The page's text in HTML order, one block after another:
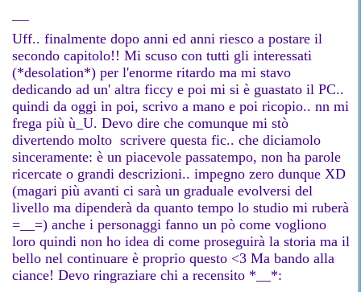
Uff.. finalmente dopo anni ed anni riesco a postare il
secondo capitolo!! Mi scuso con tutti gli interessati
(*desolation*) per l'enorme ritardo ma mi stavo
dedicando ad un' altra ficcy e poi mi si è guastato il PC..
quindi da oggi in poi, scrivo a mano e poi ricopio.. nn mi
frega più ù_U. Devo dire che comunque mi stò
divertendo molto scrivere questa fic.. che diciamolo
sinceramente: è un piacevole passatempo, non ha parole
ricercate o grandi descrizioni.. impegno zero dunque XD
(magari più avanti ci sarà un graduale evolversi del
livello ma dipenderà da quanto tempo lo studio mi ruberà
=__=) anche i personaggi fanno un pò come vogliono
loro quindi non ho idea di come proseguirà la storia ma il
bello nel continuare è proprio questo <3 Ma bando alla
ciance! Devo ringraziare chi a recensito *__*: